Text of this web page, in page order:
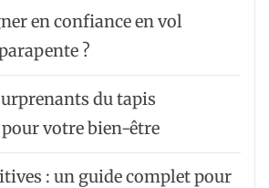
en confiance en vol
?
du tapis
pour votre bien-être
: un guide complet pour